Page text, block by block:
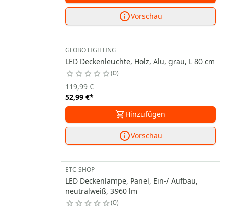
Vorschau
GLOBO LIGHTING
LED Deckenleuchte, Holz, Alu, grau, L 80 cm
0
52,99 €*
119,99 €
Hinzufügen
Vorschau
ETC-SHOP
LED Deckenlampe, Panel, Ein-/ Aufbau,
neutralweiß, 3960 lm
0